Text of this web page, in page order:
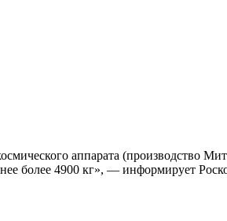
аппарата
более 4900 кг», — информирует